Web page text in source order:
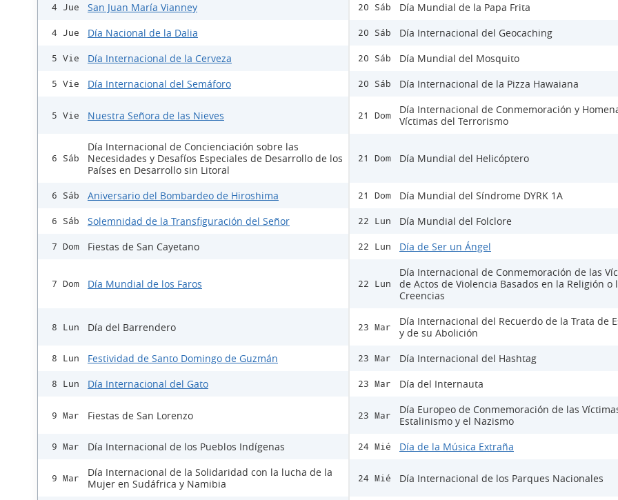
4 Jue San Juan María Vianney
4 Jue Día Nacional de la Dalia
5 Vie Día Internacional de la Cerveza
5 Vie Día Internacional del Semáforo
5 Vie Nuestra Señora de las Nieves
6 Sáb
Día Internacional de Concienciación sobre las
Necesidades y Desafíos Especiales de Desarrollo de los
Países en Desarrollo sin Litoral
6 Sáb Aniversario del Bombardeo de Hiroshima
6 Sáb Solemnidad de la Transfiguración del Señor
7 Dom Fiestas de San Cayetano
7 Dom Día Mundial de los Faros
8 Lun Día del Barrendero
8 Lun Festividad de Santo Domingo de Guzmán
8 Lun Día Internacional del Gato
9 Mar Fiestas de San Lorenzo
9 Mar Día Internacional de los Pueblos Indígenas
9 Mar
Día Internacional de la Solidaridad con la lucha de la
Mujer en Sudáfrica y Namibia
20 Sáb Día Mundial de la Papa Frita
20 Sáb Día Internacional del Geocaching
20 Sáb Día Mundial del Mosquito
20 Sáb Día Internacional de la Pizza Hawaiana
21 Dom
Día Internacional de Conmemoración y
Víctimas del Terrorismo
21 Dom Día Mundial del Helicóptero
21 Dom Día Mundial del Síndrome DYRK 1A
22 Lun Día Mundial del Folclore
22 Lun Día de Ser un Ángel
22 Lun
Día Internacional de Conmemoración de las
de Actos de Violencia Basados en la Religión o
Creencias
23 Mar
Día Internacional del Recuerdo de la Trata de
y de su Abolición
23 Mar Día Internacional del Hashtag
23 Mar Día del Internauta
23 Mar
Día Europeo de Conmemoración de las
Estalinismo y el Nazismo
24 Mié Día de la Música Extraña
24 Mié Día Internacional de los Parques Nacionales